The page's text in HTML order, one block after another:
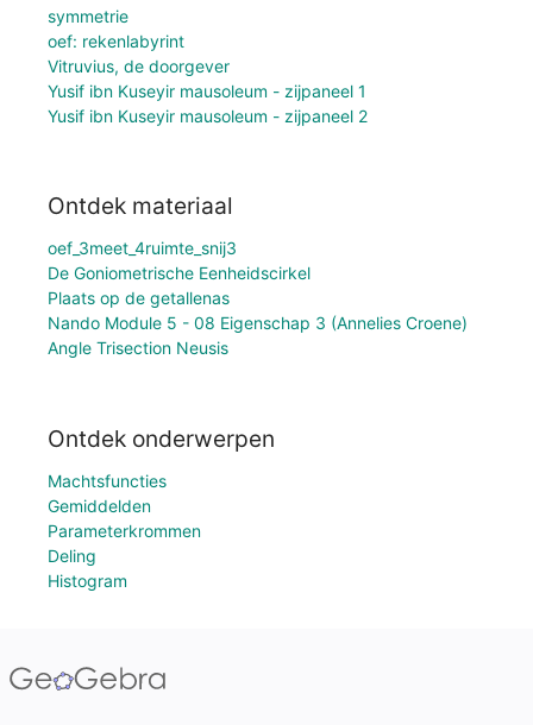
symmetrie
oef: rekenlabyrint
Vitruvius, de doorgever
Yusif ibn Kuseyir mausoleum - zijpaneel 1
Yusif ibn Kuseyir mausoleum - zijpaneel 2
Ontdek materiaal
oef_3meet_4ruimte_snij3
De Goniometrische Eenheidscirkel
Plaats op de getallenas
Nando Module 5 - 08 Eigenschap 3 (Annelies Croene)
Angle Trisection Neusis
Ontdek onderwerpen
Machtsfuncties
Gemiddelden
Parameterkrommen
Deling
Histogram